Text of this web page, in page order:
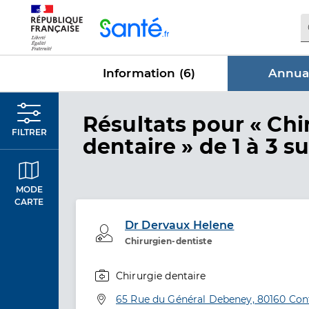
Information (6)
FILTRER
MODE
CARTE
Résultats dans
pour «
dentaire » de 1 à 3
Dr Dervaux Helene
Chirurgien-dentiste
Professionel de santé
Chirurgie dentaire
Adresse
65 Rue du Général Debeney, 80160
Panneau de gestion des cookies